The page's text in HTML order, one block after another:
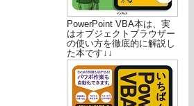
PowerPoint VBA本は、実
はオブジェクトブラウザー
の使い方を徹底的に解説し
た本です↓↓